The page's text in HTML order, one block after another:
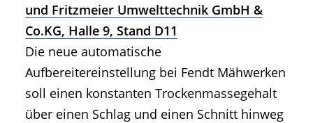
und Fritzmeier Umwelttechnik GmbH &
Co.KG, Halle 9, Stand D11
Die neue automatische
Aufbereitereinstellung bei Fendt Mähwerken
soll einen konstanten Trockenmassegehalt
über einen Schlag und einen Schnitt hinweg